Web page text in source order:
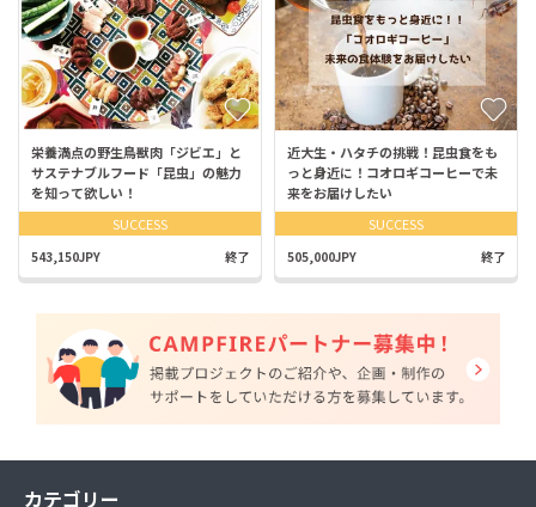
栄養満点の野生鳥獣肉「ジビエ」と
サステナブルフード「昆虫」の魅力
を知って欲しい！
SUCCESS
543,150JPY 終了
近大生・ハタチの挑戦！昆虫食をも
っと身近に！コオロギコーヒーで未
来をお届けしたい
SUCCESS
505,000JPY 終了
カテゴリー